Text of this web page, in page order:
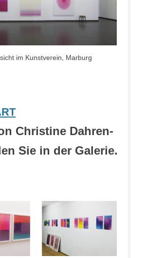
im Kunst­ver­ein, Marburg
Chris­ti­ne Dah­ren­
Sie in der Galerie.